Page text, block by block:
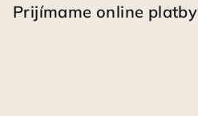
Prijímame online platby